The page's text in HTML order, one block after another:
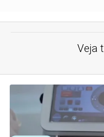
Veja